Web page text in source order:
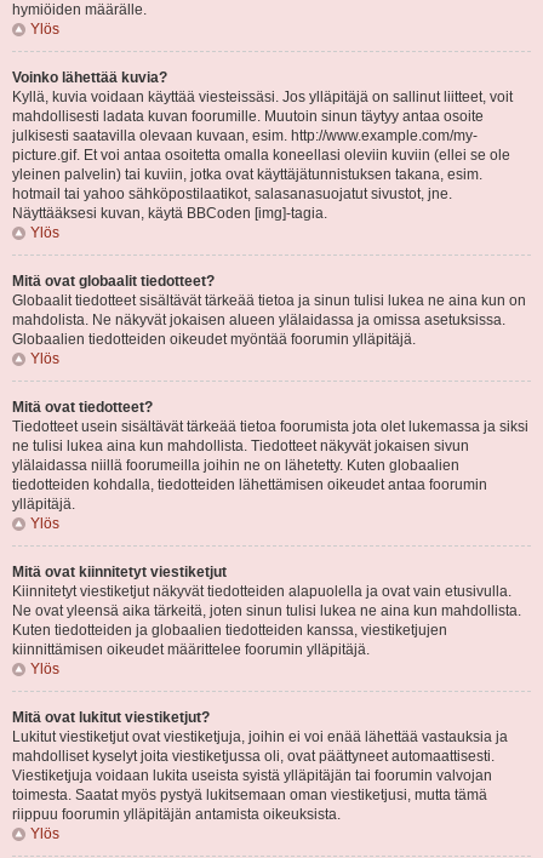
hymiöiden määrälle.
Ylös
Voinko lähettää kuvia?
Kyllä, kuvia voidaan käyttää viesteissäsi. Jos ylläpitäjä on sallinut liitteet, voit
mahdollisesti ladata kuvan foorumille. Muutoin sinun täytyy antaa osoite
julkisesti saatavilla olevaan kuvaan, esim. http://www.example.com/my-
picture.gif. Et voi antaa osoitetta omalla koneellasi oleviin kuviin (ellei se ole
yleinen palvelin) tai kuviin, jotka ovat käyttäjätunnistuksen takana, esim.
hotmail tai yahoo sähköpostilaatikot, salasanasuojatut sivustot, jne.
Näyttääksesi kuvan, käytä BBCoden [img]-tagia.
Ylös
Mitä ovat globaalit tiedotteet?
Globaalit tiedotteet sisältävät tärkeää tietoa ja sinun tulisi lukea ne aina kun on
mahdolista. Ne näkyvät jokaisen alueen ylälaidassa ja omissa asetuksissa.
Globaalien tiedotteiden oikeudet myöntää foorumin ylläpitäjä.
Ylös
Mitä ovat tiedotteet?
Tiedotteet usein sisältävät tärkeää tietoa foorumista jota olet lukemassa ja siksi
ne tulisi lukea aina kun mahdollista. Tiedotteet näkyvät jokaisen sivun
ylälaidassa niillä foorumeilla joihin ne on lähetetty. Kuten globaalien
tiedotteiden kohdalla, tiedotteiden lähettämisen oikeudet antaa foorumin
ylläpitäjä.
Ylös
Mitä ovat kiinnitetyt viestiketjut
Kiinnitetyt viestiketjut näkyvät tiedotteiden alapuolella ja ovat vain etusivulla.
Ne ovat yleensä aika tärkeitä, joten sinun tulisi lukea ne aina kun mahdollista.
Kuten tiedotteiden ja globaalien tiedotteiden kanssa, viestiketjujen
kiinnittämisen oikeudet määrittelee foorumin ylläpitäjä.
Ylös
Mitä ovat lukitut viestiketjut?
Lukitut viestiketjut ovat viestiketjuja, joihin ei voi enää lähettää vastauksia ja
mahdolliset kyselyt joita viestiketjussa oli, ovat päättyneet automaattisesti.
Viestiketjuja voidaan lukita useista syistä ylläpitäjän tai foorumin valvojan
toimesta. Saatat myös pystyä lukitsemaan oman viestiketjusi, mutta tämä
riippuu foorumin ylläpitäjän antamista oikeuksista.
Ylös